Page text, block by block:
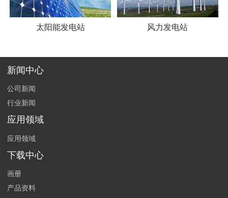
太阳能发电站 风力发电站
新闻中心
公司新闻
行业新闻
应用领域
应用领域
下载中心
画册
产品资料